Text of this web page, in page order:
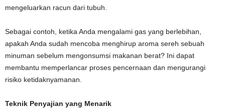
mengeluarkan racun dari tubuh.
Sebagai contoh, ketika Anda mengalami gas yang berlebihan,
apakah Anda sudah mencoba menghirup aroma sereh sebuah
minuman sebelum mengonsumsi makanan berat? Ini dapat
membantu memperlancar proses pencernaan dan mengurangi
risiko ketidaknyamanan.
Teknik Penyajian yang Menarik